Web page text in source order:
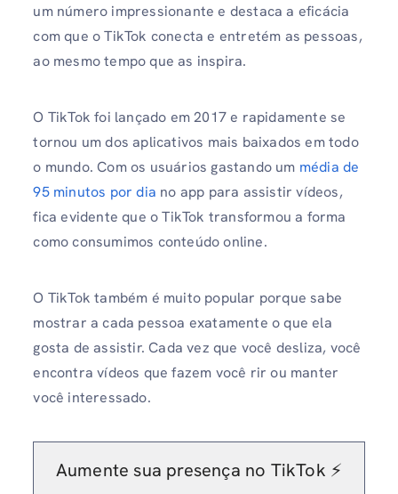
um número impressionante e destaca a eficácia
com que o TikTok conecta e entretém as pessoas,
ao mesmo tempo que as inspira.
O TikTok foi lançado em 2017 e rapidamente se
tornou um dos aplicativos mais baixados em todo
o mundo. Com os usuários gastando um média de
95 minutos por dia no app para assistir vídeos,
fica evidente que o TikTok transformou a forma
como consumimos conteúdo online.
O TikTok também é muito popular porque sabe
mostrar a cada pessoa exatamente o que ela
gosta de assistir. Cada vez que você desliza, você
encontra vídeos que fazem você rir ou manter
você interessado.
Aumente sua presença no TikTok ⚡️